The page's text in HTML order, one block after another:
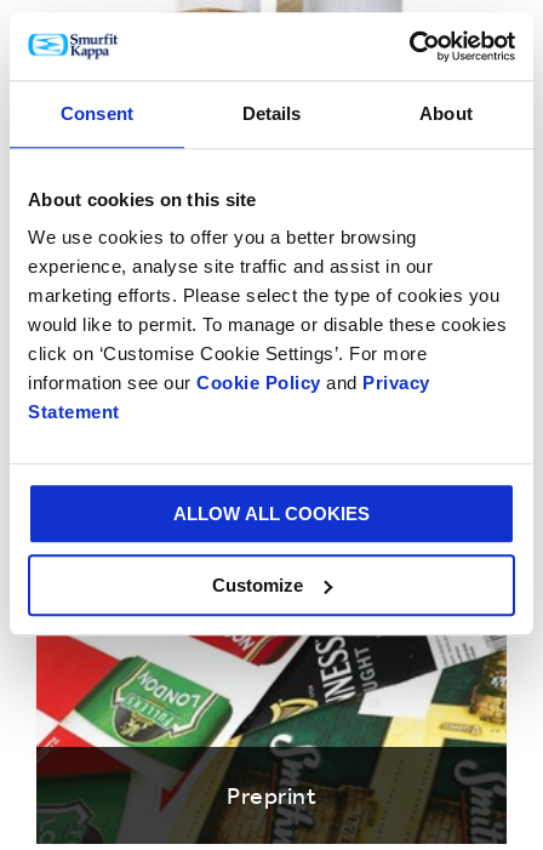
Consent Details About
About cookies on this site
We use cookies to offer you a better browsing
experience, analyse site traffic and assist in our
marketing efforts. Please select the type of cookies you
would like to permit. To manage or disable these cookies
click on ‘Customise Cookie Settings’. For more
information see our Cookie Policy and Privacy
Statement
ALLOW ALL COOKIES
Customize
Sackkraftpapier
Kraftpapier
Preprint